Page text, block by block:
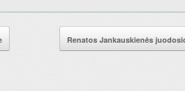
Renatos Jankauskienės